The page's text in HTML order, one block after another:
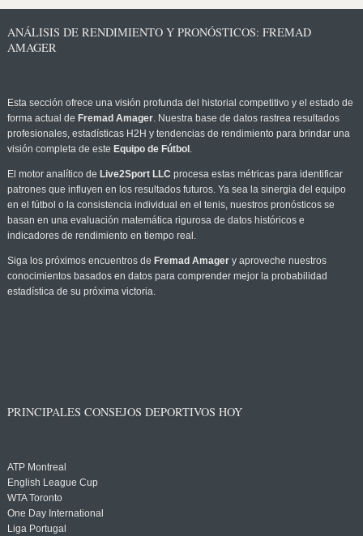
ANÁLISIS DE RENDIMIENTO Y PRONÓSTICOS: FREMAD
AMAGER
Esta sección ofrece una visión profunda del historial competitivo y el estado de
forma actual de Fremad Amager. Nuestra base de datos rastrea resultados
profesionales, estadísticas H2H y tendencias de rendimiento para brindar una
visión completa de este Equipo de Fútbol .
El motor analítico de Live2Sport LLC procesa estas métricas para identificar
patrones que influyen en los resultados futuros. Ya sea la sinergia del equipo
en el fútbol o la consistencia individual en el tenis, nuestros pronósticos se
basan en una evaluación matemática rigurosa de datos históricos e
indicadores de rendimiento en tiempo real.
Siga los próximos encuentros de Fremad Amagery aproveche nuestros
conocimientos basados en datos para comprender mejor la probabilidad
estadística de su próxima victoria.
PRINCIPALES CONSEJOS DEPORTIVOS HOY
ATP Montreal
English League Cup
WTA Toronto
One Day International
Liga Portugal